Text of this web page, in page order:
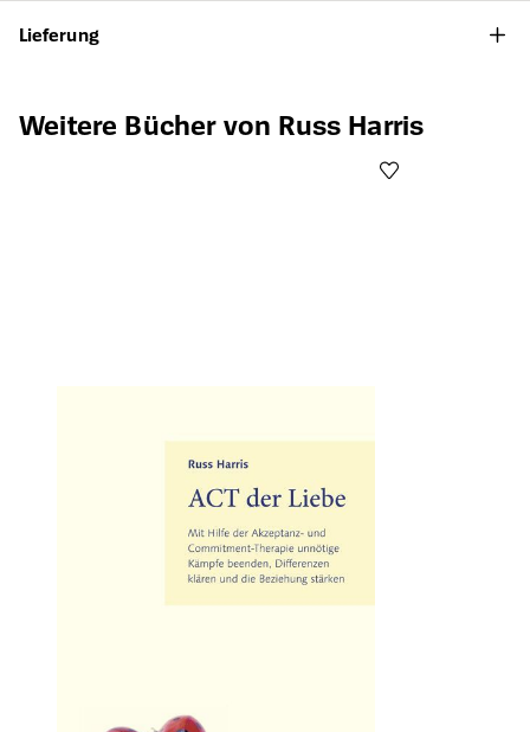
Lieferung
Produktgalerie überspringen
Weitere Bücher von Russ Harris